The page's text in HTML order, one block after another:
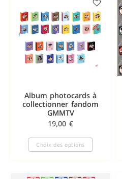
Album photocards à
collectionner fandom
GMMTV
19,00 €
Choix des options